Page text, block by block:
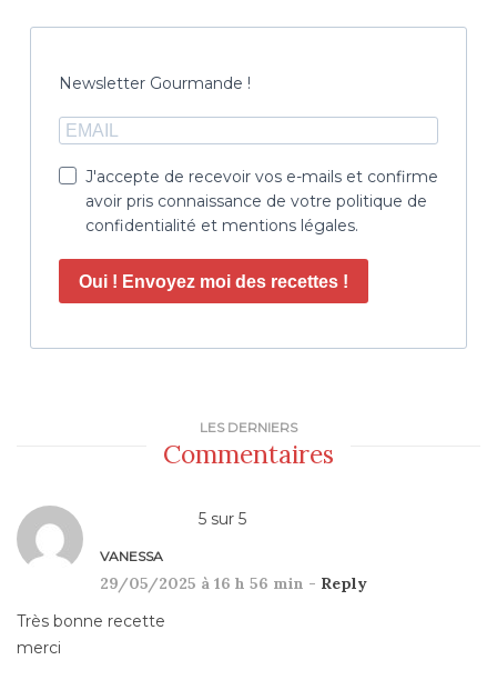
Newsletter Gourmande !
J'accepte de recevoir vos e-mails et confirme
avoir pris connaissance de votre politique de
confidentialité et mentions légales.
Oui ! Envoyez moi des recettes !
LES DERNIERS
Commentaires
5 sur 5
VANESSA
29/05/2025 à 16 h 56 min - Reply
Très bonne recette
merci